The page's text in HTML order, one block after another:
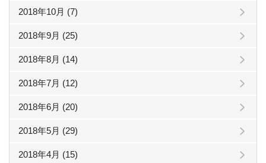
2018年10月 (7)
2018年9月 (25)
2018年8月 (14)
2018年7月 (12)
2018年6月 (20)
2018年5月 (29)
2018年4月 (15)